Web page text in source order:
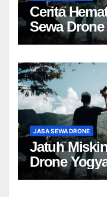
Cerita
Sewa
JASA SEWA DRONE
Jatuh
Drone